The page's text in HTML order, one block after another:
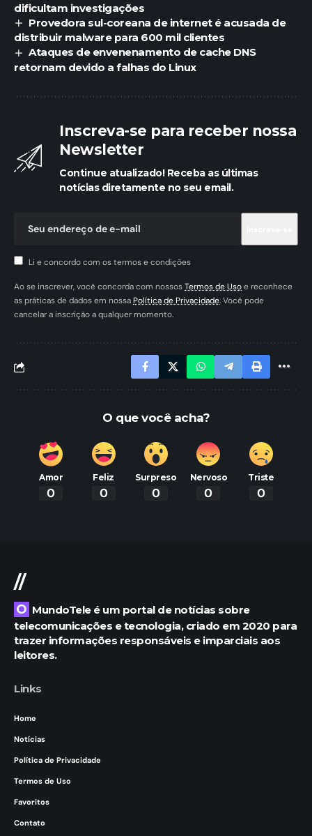
dificultam investigações
Provedora sul-coreana de internet é acusada de
distribuir malware para 600 mil clientes
Ataques de envenenamento de cache DNS
retornam devido a falhas do Linux
Inscreva-se para receber nossa
Newsletter
Continue atualizado! Receba as últimas
notícias diretamente no seu email.
Li e concordo com os termos e condições
Ao se inscrever, você concorda com nossosTermos de Usoe reconhece
as práticas de dados em nossaPolítica de Privacidade. Você pode
cancelar a inscrição a qualquer momento.
O que você acha?
Amor
0
Feliz
0
Surpreso
0
Nervoso
0
Triste
0
//
O MundoTele é um portal de notícias sobre
telecomunicações e tecnologia, criado em 2020 para
trazer informações responsáveis e imparciais aos
leitores.
Links
Home
Notícias
Política de Privacidade
Termos de Uso
Favoritos
Contato